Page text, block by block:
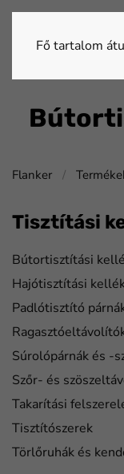
Fő tartalom
Flanker
Tisztítási
Bútortisztítási
Hajótisztítási
Padlótisztító
Súrolópárnák és -
Szőr- és
Takarítási
Tisztítószerek
Törlőruhák és